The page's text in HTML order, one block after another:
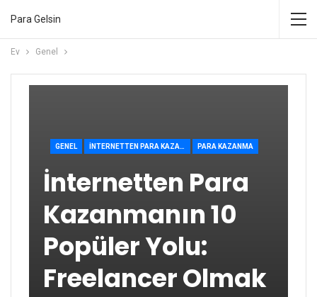
Para Gelsin
Ev Genel
GENEL İNTERNETTEN PARA KAZANMA PARA KAZANMA
İnternetten Para
Kazanmanın 10
Popüler Yolu:
Freelancer Olmak